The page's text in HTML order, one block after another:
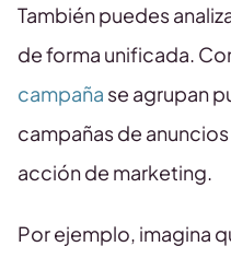
También puedes
de forma unificada.
campaña se agrupan
campañas de
acción de marketing.
Por ejemplo, imagina